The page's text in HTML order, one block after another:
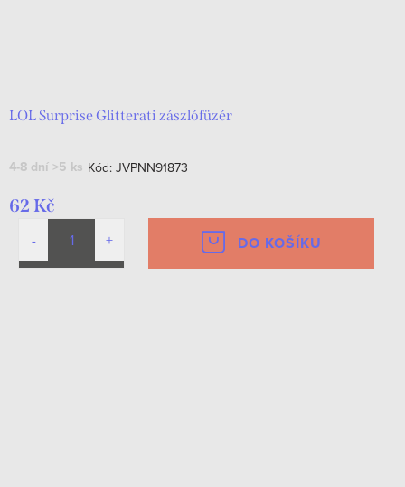
LOL Surprise Glitterati zászlófüzér
4-8 dní >5 ks Kód: JVPNN91873
62 Kč
DO KOŠÍKU